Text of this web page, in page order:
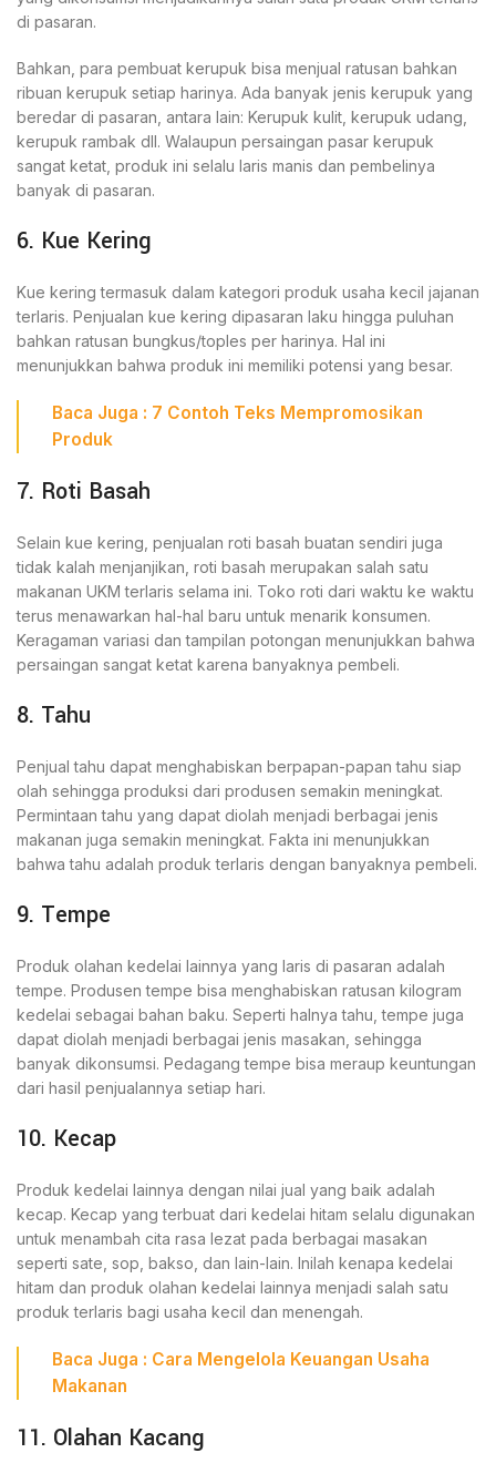
di pasaran.
Bahkan, para pembuat kerupuk bisa menjual ratusan bahkan
ribuan kerupuk setiap harinya. Ada banyak jenis kerupuk yang
beredar di pasaran, antara lain: Kerupuk kulit, kerupuk udang,
kerupuk rambak dll. Walaupun persaingan pasar kerupuk
sangat ketat, produk ini selalu laris manis dan pembelinya
banyak di pasaran.
6. Kue Kering
Kue kering termasuk dalam kategori produk usaha kecil jajanan
terlaris. Penjualan kue kering dipasaran laku hingga puluhan
bahkan ratusan bungkus/toples per harinya. Hal ini
menunjukkan bahwa produk ini memiliki potensi yang besar.
Baca Juga : 7 Contoh Teks Mempromosikan
Produk
7. Roti Basah
Selain kue kering, penjualan roti basah buatan sendiri juga
tidak kalah menjanjikan, roti basah merupakan salah satu
makanan UKM terlaris selama ini. Toko roti dari waktu ke waktu
terus menawarkan hal-hal baru untuk menarik konsumen.
Keragaman variasi dan tampilan potongan menunjukkan bahwa
persaingan sangat ketat karena banyaknya pembeli.
8. Tahu
Penjual tahu dapat menghabiskan berpapan-papan tahu siap
olah sehingga produksi dari produsen semakin meningkat.
Permintaan tahu yang dapat diolah menjadi berbagai jenis
makanan juga semakin meningkat. Fakta ini menunjukkan
bahwa tahu adalah produk terlaris dengan banyaknya pembeli.
9. Tempe
Produk olahan kedelai lainnya yang laris di pasaran adalah
tempe. Produsen tempe bisa menghabiskan ratusan kilogram
kedelai sebagai bahan baku. Seperti halnya tahu, tempe juga
dapat diolah menjadi berbagai jenis masakan, sehingga
banyak dikonsumsi. Pedagang tempe bisa meraup keuntungan
dari hasil penjualannya setiap hari.
10. Kecap
Produk kedelai lainnya dengan nilai jual yang baik adalah
kecap. Kecap yang terbuat dari kedelai hitam selalu digunakan
untuk menambah cita rasa lezat pada berbagai masakan
seperti sate, sop, bakso, dan lain-lain. Inilah kenapa kedelai
hitam dan produk olahan kedelai lainnya menjadi salah satu
produk terlaris bagi usaha kecil dan menengah.
Baca Juga : Cara Mengelola Keuangan Usaha
Makanan
11. Olahan Kacang